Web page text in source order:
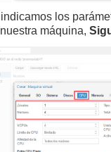
los
máquina,